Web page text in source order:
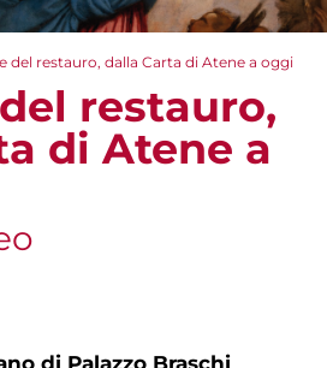
del restauro, dalla Carta di Atene a oggi
restauro,
di Atene a
di Palazzo Braschi